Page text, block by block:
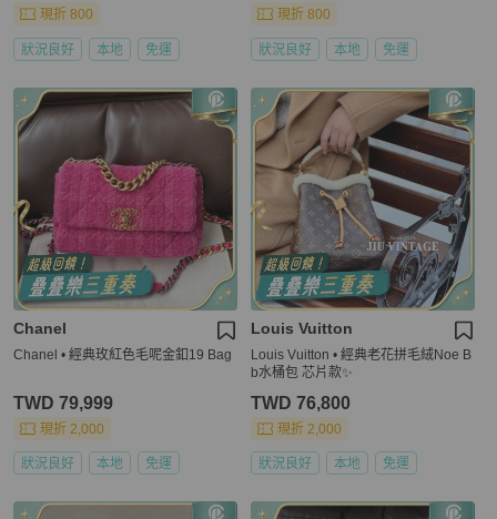
現折 800
狀況良好 本地 免運
現折 800
狀況良好 本地 免運
Chanel
Chanel • 經典玫紅色毛呢金釦19 Bag
TWD 79,999
現折 2,000
狀況良好 本地 免運
Louis Vuitton
Louis Vuitton • 經典老花拼毛絨Noe B
b水桶包 芯片款✨
TWD 76,800
現折 2,000
狀況良好 本地 免運